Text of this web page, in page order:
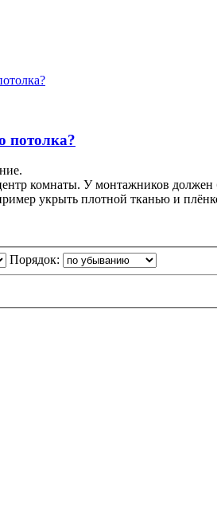
потолка?
комнаты. У монтажников
укрыть плотной тканью и
Порядок: